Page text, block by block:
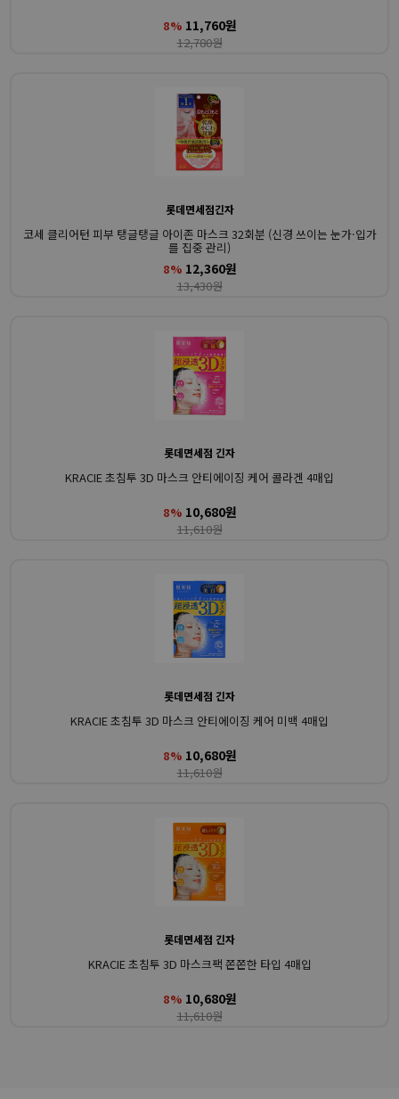
8% 11,760원
12,780원
롯데면세점긴자
코세 클리어턴 피부 탱글탱글 아이존 마스크 32회분 (신경 쓰이는 눈가·입가
를 집중 관리)
8% 12,360원
13,430원
롯데면세점 긴자
KRACIE 초침투 3D 마스크 안티에이징 케어 콜라겐 4매입
8% 10,680원
11,610원
롯데면세점 긴자
KRACIE 초침투 3D 마스크 안티에이징 케어 미백 4매입
8% 10,680원
11,610원
롯데면세점 긴자
KRACIE 초침투 3D 마스크팩 쫀쫀한 타입 4매입
8% 10,680원
11,610원